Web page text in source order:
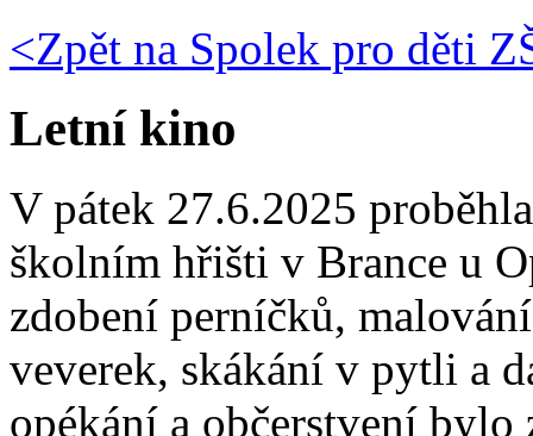
<Zpět na Spolek pro děti
Letní kino
V pátek 27.6.2025
školním hřišti v Brance u
zdobení perníčků,
veverek, skákání v pytli a
opékání a občerstvení bylo